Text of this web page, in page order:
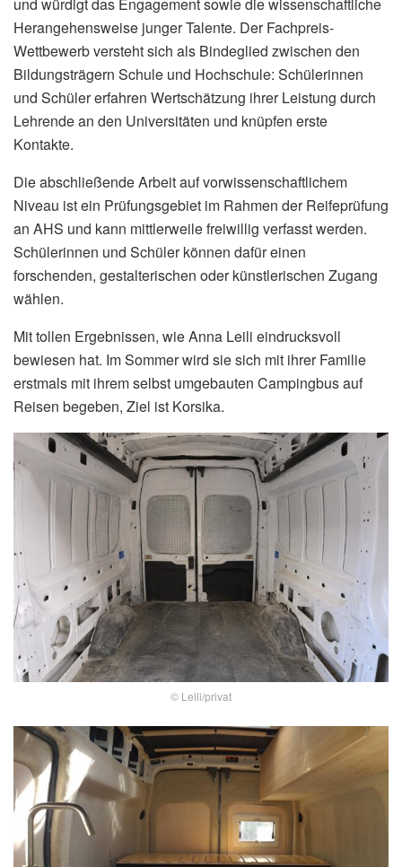
Herangehensweise junger Talente. Der Fachpreis-
Wettbewerb versteht sich als Bindeglied zwischen den
Bildungsträgern Schule und Hochschule: Schülerinnen
und Schüler erfahren Wertschätzung ihrer Leistung durch
Lehrende an den Universitäten und knüpfen erste
Kontakte.
Die abschließende Arbeit auf vorwissenschaftlichem
Niveau ist ein Prüfungsgebiet im Rahmen der Reifeprüfung
an AHS und kann mittlerweile freiwillig verfasst werden.
Schülerinnen und Schüler können dafür einen
forschenden, gestalterischen oder künstlerischen Zugang
wählen.
Mit tollen Ergebnissen, wie Anna Leili eindrucksvoll
bewiesen hat. Im Sommer wird sie sich mit ihrer Familie
erstmals mit ihrem selbst umgebauten Campingbus auf
Reisen begeben, Ziel ist Korsika.
© Leili/privat